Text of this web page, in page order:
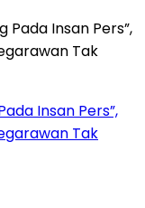
Insan Pers”,
Tak